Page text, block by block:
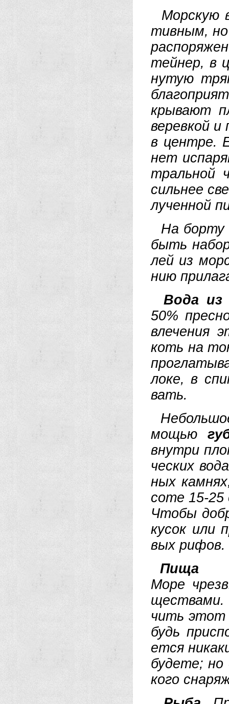
Мор­скую
тив­ным,
тей­нер, в
ну­тую
кры­ва­ют
ве­рев­кой
в цен­тре.
нет
траль­ной
силь­нее
лу­чен­ной
На бор­ту
быть
лей из
нию
Во­да из
50%
вле­че­ния
коть на
ло­ке, в
вать.
мо­щью
внут­ри
че­ских
ных
со­те 15-25
Что­бы
ку­сок или
вых
Пи­ща
Мо­ре
ще­ст­ва­ми.
чить этот
будь
ет­ся
бу­де­те;
ко­го